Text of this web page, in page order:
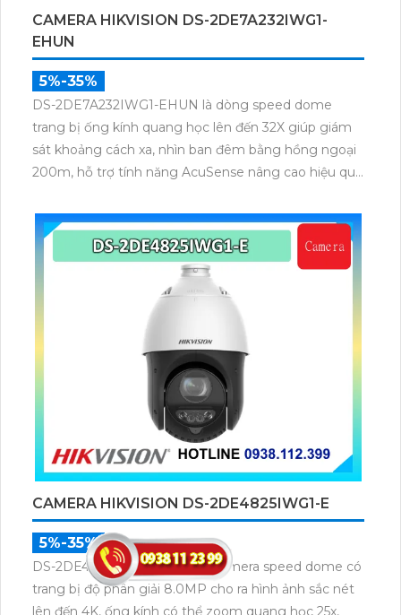
CAMERA HIKVISION DS-2DE7A232IWG1-
EHUN
5%-35%
DS-2DE7A232IWG1-EHUN là dòng speed dome
trang bị ống kính quang học lên đến 32X giúp giám
sát khoảng cách xa, nhìn ban đêm bằng hồng ngoại
200m, hỗ trợ tính năng AcuSense nâng cao hiệu quả
nghệ Self-learning
CAMERA HIKVISION DS-2DE4825IWG1-E
5%-35%
DS-2DE4825IWG1-E là dòng camera speed dome có
trang bị độ phân giải 8.0MP cho ra hình ảnh sắc nét
lên đến 4K, ống kính có thể zoom quang học 25x,